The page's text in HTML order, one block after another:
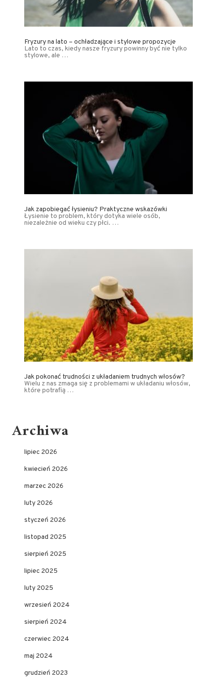
Fryzury na lato – ochładzające i stylowe propozycje
Lato to czas, kiedy nasze fryzury powinny być nie tylko
stylowe, ale …
Jak zapobiegać łysieniu? Praktyczne wskazówki
Łysienie to problem, który dotyka wiele osób,
niezależnie od wieku czy płci. …
Jak pokonać trudności z układaniem trudnych włosów?
Wielu z nas zmaga się z problemami w układaniu włosów,
które potrafią …
Archiwa
lipiec 2026
kwiecień 2026
marzec 2026
luty 2026
styczeń 2026
listopad 2025
sierpień 2025
lipiec 2025
luty 2025
wrzesień 2024
sierpień 2024
czerwiec 2024
maj 2024
grudzień 2023